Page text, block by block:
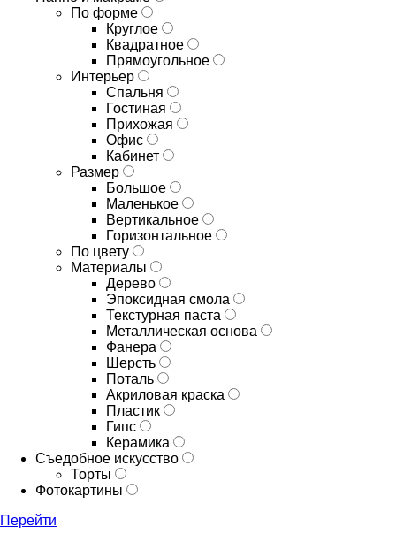
По форме
Круглое
Квадратное
Прямоугольное
Интерьер
Спальня
Гостиная
Прихожая
Офис
Кабинет
Размер
Большое
Маленькое
Вертикальное
Горизонтальное
По цвету
Материалы
Дерево
Эпоксидная смола
Текстурная паста
Металлическая основа
Фанера
Шерсть
Поталь
Акриловая краска
Пластик
Гипс
Керамика
Съедобное искусство
Торты
Фотокартины
Перейти